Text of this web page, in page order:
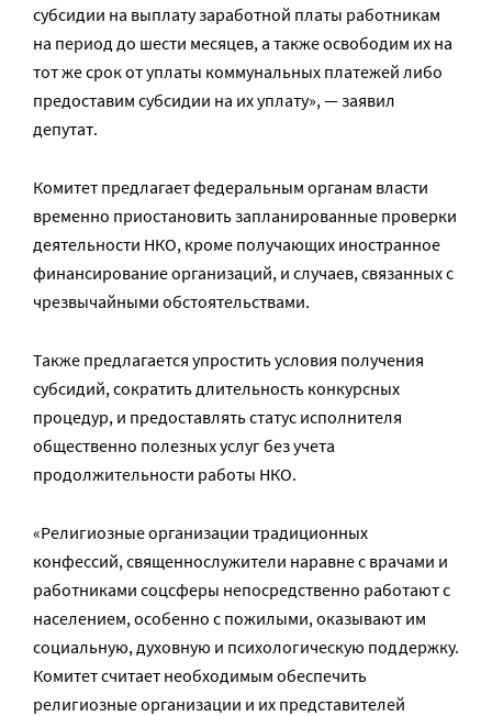
субсидии на выплату заработной платы работникам
на период до шести месяцев, а также освободим их на
тот же срок от уплаты коммунальных платежей либо
предоставим субсидии на их уплату», — заявил
депутат.
Комитет предлагает федеральным органам власти
временно приостановить запланированные проверки
деятельности НКО, кроме получающих иностранное
финансирование организаций, и случаев, связанных с
чрезвычайными обстоятельствами.
Также предлагается упростить условия получения
субсидий, сократить длительность конкурсных
процедур, и предоставлять статус исполнителя
общественно полезных услуг без учета
продолжительности работы НКО.
«Религиозные организации традиционных
конфессий, священнослужители наравне с врачами и
работниками соцсферы непосредственно работают с
населением, особенно с пожилыми, оказывают им
социальную, духовную и психологическую поддержку.
Комитет считает необходимым обеспечить
религиозные организации и их представителей